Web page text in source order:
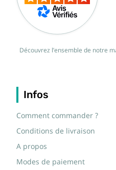
Découvrez l’ensemble de notre
Infos
Comment commander ?
Conditions de livraison
A propos
Modes de paiement